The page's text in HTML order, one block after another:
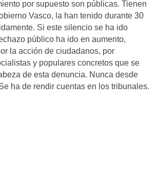
por supuesto son públicas. Tienen
Vasco, la han tenido durante 30
Si este silencio se ha ido
público ha ido en aumento,
la acción de ciudadanos, por
y populares concretos que se
de esta denuncia. Nunca desde
ha de rendir cuentas en los tribunales.